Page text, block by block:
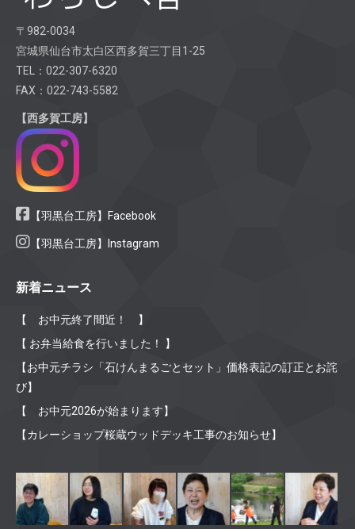
〒982-0034
宮城県仙台市太白区西多賀三丁目1-25
TEL：022-307-6320
FAX：022-743-5582
【西多賀工房】
【羽黒台工房】Facebook
【羽黒台工房】Instagram
新着ニュース
【 お中元終了間近！ 】
【 お弁当給食を行いました！ 】
【お中元チラシ「石けんまるごとセット」価格表記の訂正とお詫
び】
【 お中元2026が始まります】
【カレーショップ桜蔵ウッドデッキ工事のお知らせ】